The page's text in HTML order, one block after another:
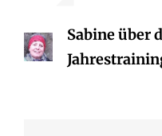
Sabine über